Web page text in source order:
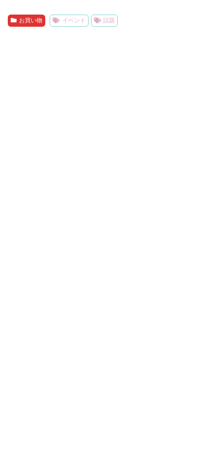
お買い物 イベント 話題